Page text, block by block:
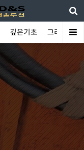
깊은기초 그라우팅